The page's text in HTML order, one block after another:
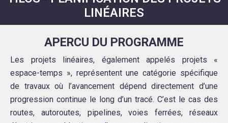
LINÉAIRES
APERCU DU PROGRAMME
Les projets linéaires, également appelés projets «
espace-temps », représentent une catégorie spécifique
de travaux où l’avancement dépend directement d’une
progression continue le long d’un tracé. C’est le cas des
routes, autoroutes, pipelines, voies ferrées, réseaux